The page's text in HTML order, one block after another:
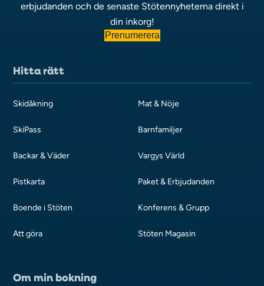
erbjudanden och de senaste Stötennyheterna direkt i
din inkorg!
Prenumerera
Hitta rätt
Skidåkning
SkiPass
Backar & Väder
Pistkarta
Boende i Stöten
Att göra
Mat & Nöje
Barnfamiljer
Vargys Värld
Paket & Erbjudanden
Konferens & Grupp
Stöten Magasin
Om min bokning